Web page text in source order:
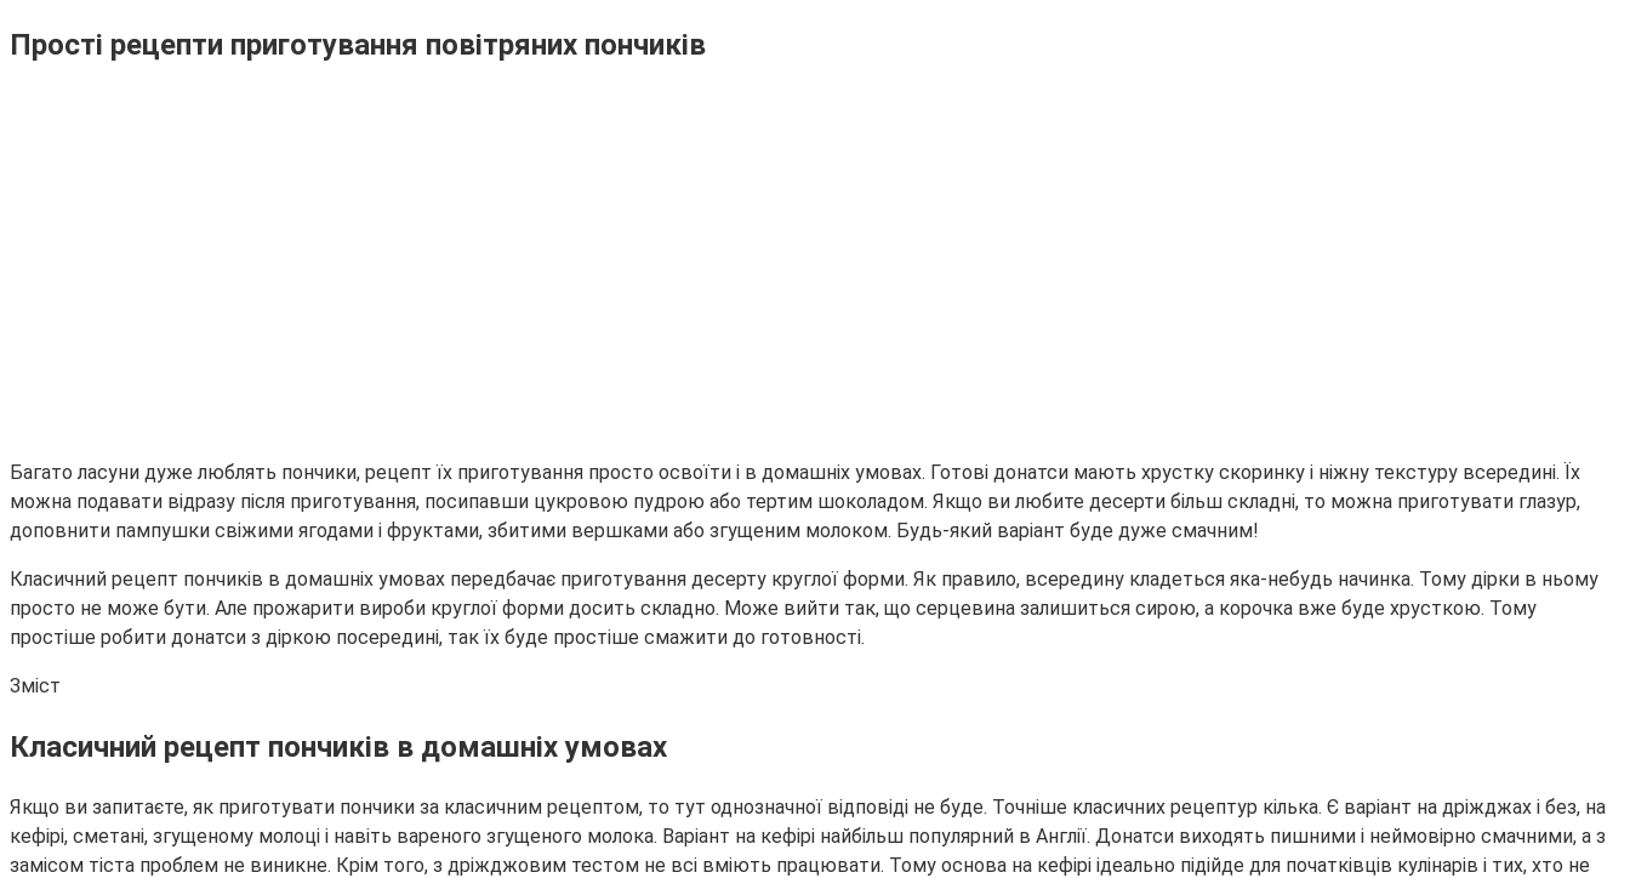
Прості рецепти приготування повітряних пончиків
Багато ласуни дуже люблять пончики, рецепт їх приготування просто освоїти і в домашніх умовах. Готові донатси мають хрустку скоринку і ніжну текстуру всередині. Їх
можна подавати відразу після приготування, посипавши цукровою пудрою або тертим шоколадом. Якщо ви любите десерти більш складні, то можна приготувати глазур,
доповнити пампушки свіжими ягодами і фруктами, збитими вершками або згущеним молоком. Будь-який варіант буде дуже смачним!
Класичний рецепт пончиків в домашніх умовах передбачає приготування десерту круглої форми. Як правило, всередину кладеться яка-небудь начинка. Тому дірки в ньому
просто не може бути. Але прожарити вироби круглої форми досить складно. Може вийти так, що серцевина залишиться сирою, а корочка вже буде хрусткою. Тому
простіше робити донатси з діркою посередині, так їх буде простіше смажити до готовності.
Зміст
Класичний рецепт пончиків в домашніх умовах
Якщо ви запитаєте, як приготувати пончики за класичним рецептом, то тут однозначної відповіді не буде. Точніше класичних рецептур кілька. Є варіант на дріжджах і без, на
кефірі, сметані, згущеному молоці і навіть вареного згущеного молока. Варіант на кефірі найбільш популярний в Англії. Донатси виходять пишними і неймовірно смачними, а з
замісом тіста проблем не виникне. Крім того, з дріжджовим тестом не всі вміють працювати. Тому основа на кефірі ідеально підійде для початківців кулінарів і тих, хто не